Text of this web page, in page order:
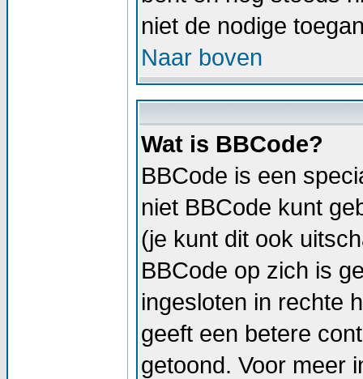
niet de nodige
Naar boven
Wat is BBCode?
BBCode is een
niet BBCode kunt
(je kunt dit ook
BBCode op zich is
ingesloten in rechte
geeft een betere
getoond. Voor meer